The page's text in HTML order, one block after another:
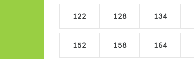
122 128 134
152 158 164